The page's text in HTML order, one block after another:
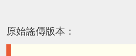
原始謠傳版本：